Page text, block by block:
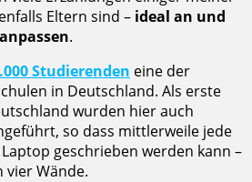
Eltern sind – ideal an und
.
Studierenden eine der
in Deutschland. Als erste
wurden hier auch
so dass mittlerweile jede
geschrieben werden kann –
vier Wände.